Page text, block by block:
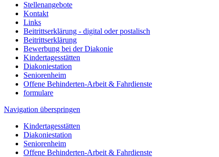
Stellenangebote
Kontakt
Links
Beitrittserklärung - digital oder postalisch
Beitrittserklärung
Bewerbung bei der Diakonie
Kindertagesstätten
Diakoniestation
Seniorenheim
Offene Behinderten-Arbeit & Fahrdienste
formulare
Navigation überspringen
Kindertagesstätten
Diakoniestation
Seniorenheim
Offene Behinderten-Arbeit & Fahrdienste